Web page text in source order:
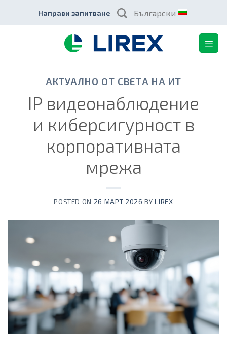
content
Направи запитване Български
АКТУАЛНО ОТ СВЕТА НА ИТ
IP видеонаблюдение
и киберсигурност в
корпоративната
мрежа
POSTED ON 26 МАРТ 2026 BYLIREX